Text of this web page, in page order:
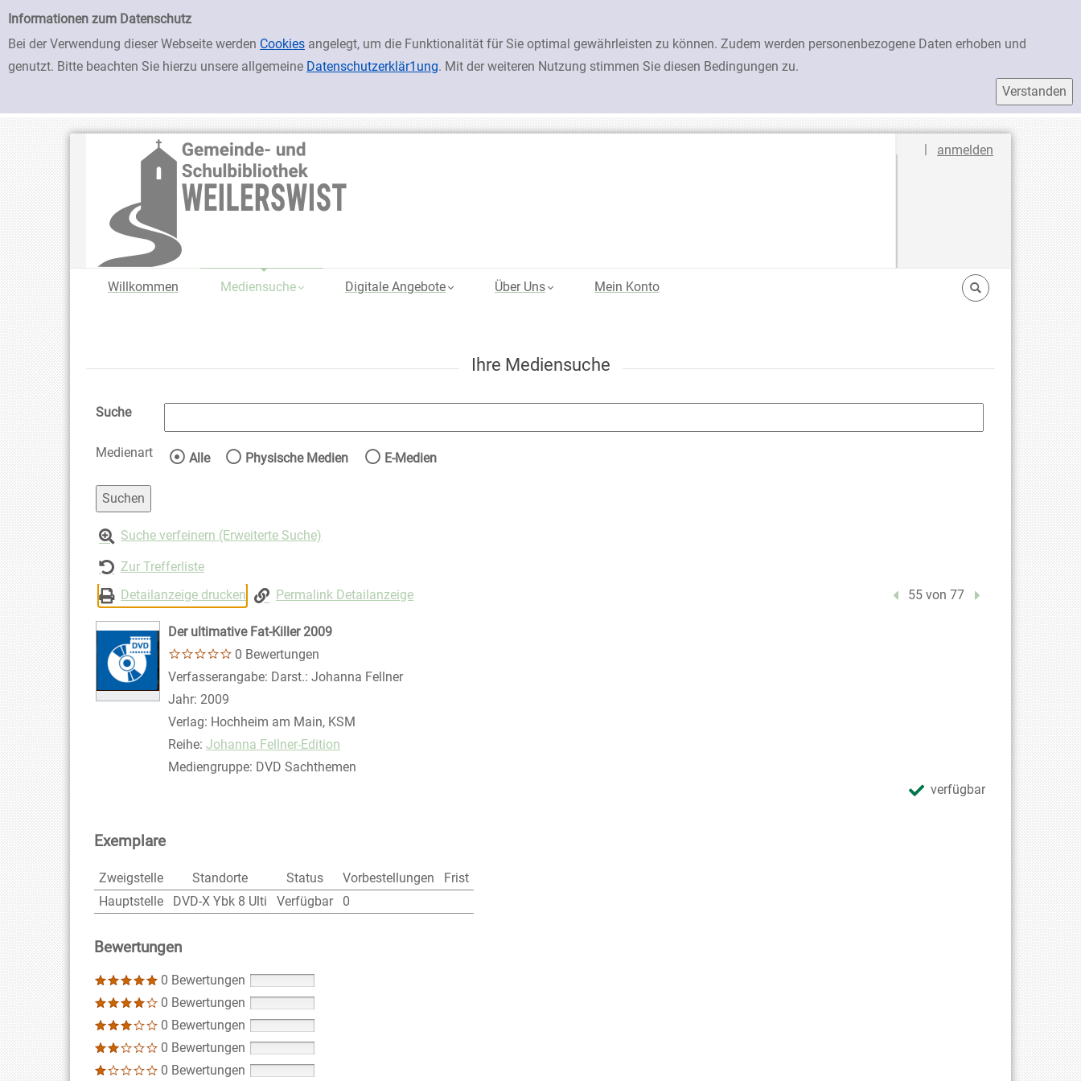
Einfache Suche
Informationen zum Datenschutz
Bei der Verwendung dieser Webseite werden Cookies angelegt, um die Funktionalität für Sie optimal gewährleisten zu können. Zudem werden personenbezogene Daten erhoben und
genutzt. Bitte beachten Sie hierzu unsere allgemeine Datenschutzerklär1ung. Mit der weiteren Nutzung stimmen Sie diesen Bedingungen zu.
zur Navigation springen
zum Inhalt springen
Zur Detailanzeige springen
Sprache auswählen
| anmelden
Willkommen Mediensuche Digitale Angebote Über Uns Mein Konto
Ihre Mediensuche
Suche
Medienart Wählen Sie die Medienart nach der Sie suchen wollen.
Alle Physische Medien E-Medien
Suche verfeinern (Erweiterte Suche)
Zur Trefferliste
Detailanzeige drucken
Permalink Detailanzeige Vorheriger Treffer
55 von 77 Nächster Treffer
Der ultimative Fat-Killer 2009
0 Bewertungen
Suche nach diesem Verfasser
Verfasserangabe: Darst.: Johanna Fellner
Jahr: 2009
Verlag: Hochheim am Main, KSM
Reihe: Johanna Fellner-Edition
Mediengruppe: DVD Sachthemen
verfügbar
Exemplare
Zweigstelle Standorte Status Vorbestellungen
Frist
Hauptstelle
DVD-X Ybk 8 Ulti Verfügbar 0
Bewertungen
0 Bewertungen
0 Bewertungen
0 Bewertungen
0 Bewertungen
0 Bewertungen